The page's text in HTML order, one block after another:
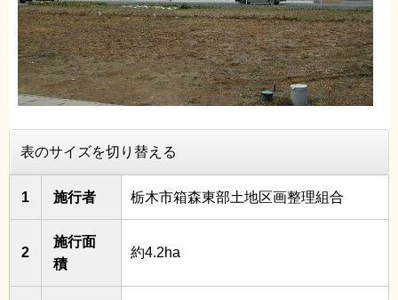
表のサイズを切り替える
1 施行者 栃木市箱森東部土地区画整理組合
2
施行面
積
約4.2ha